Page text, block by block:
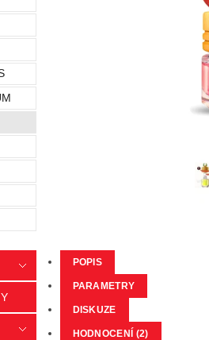
POPIS
PARAMETRY
DISKUZE
HODNOCENÍ (2)